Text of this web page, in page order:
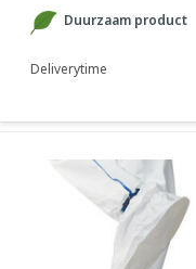
Duurzaam product
Deliverytime